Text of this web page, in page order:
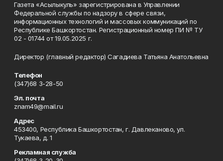
Газета «Асылыкуль» зарегистрирована в Управлении
Федеральной службы по надзору в сфере связи,
информационных технологий и массовых коммуникаций по
Республике Башкортостан. Регистрационный номер ПИ № ТУ
02 - 01744 от 19.05.2025 г.
Директор (главный редактор) Сагадиева Татьяна Анатольевна
Телефон
(347)68 3-28-50
Эл. почта
znam49@mail.ru
Адрес
453400, Республика Башкортостан, г. Давлеканово, ул.
Тукаева, д. 1
Рекламная служба